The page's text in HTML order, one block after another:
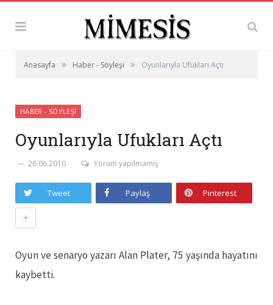
Anasayfa » Haber - Söyleşi » Oyunlarıyla Ufukları Açtı
HABER - SÖYLEŞI
Oyunlarıyla Ufukları Açtı
26.06.2010 Yorum yapılmamış
Tweet Paylaş Pinterest
+
Oyun ve senaryo yazarı Alan Plater, 75 yaşında hayatını
kaybetti.